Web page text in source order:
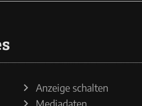
Anzeige schalten
Mediadaten